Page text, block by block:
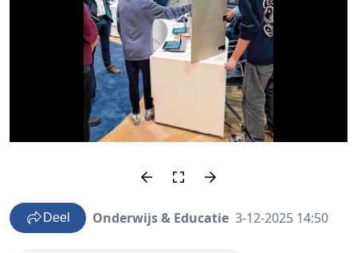
Deel Onderwijs & Educatie 3-12-2025 14:50